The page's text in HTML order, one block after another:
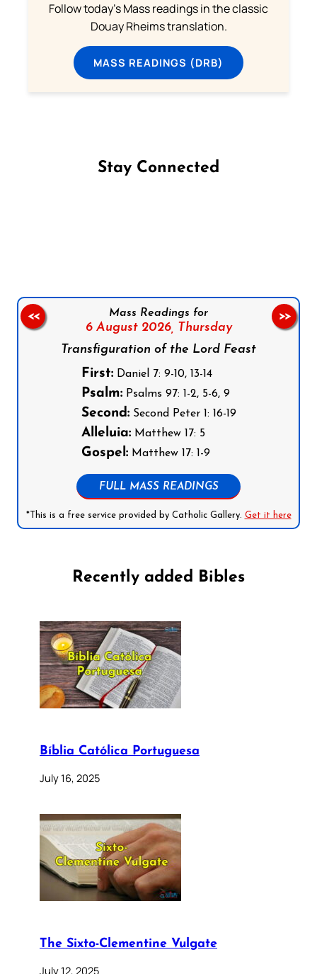
Follow today's Mass readings in the classic
Douay Rheims translation.
MASS READINGS (DRB)
Stay Connected
Mass Readings for
6 August 2026,
Thursday
Transfiguration of the Lord Feast
First:Daniel 7: 9-10, 13-14
Psalm:Psalms 97: 1-2, 5-6, 9
Second:Second Peter 1: 16-19
Alleluia:Matthew 17: 5
Gospel:Matthew 17: 1-9
FULL MASS READINGS
*This is a free service provided by Catholic Gallery. Get it here
<< >>
Recently added Bibles
Bíblia Católica Portuguesa
July 16, 2025
The Sixto-Clementine Vulgate
July 12, 2025